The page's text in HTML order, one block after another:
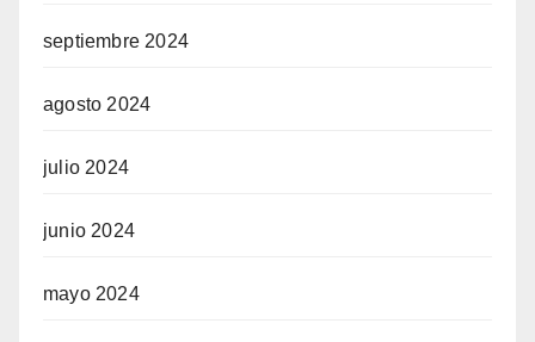
septiembre 2024
agosto 2024
julio 2024
junio 2024
mayo 2024